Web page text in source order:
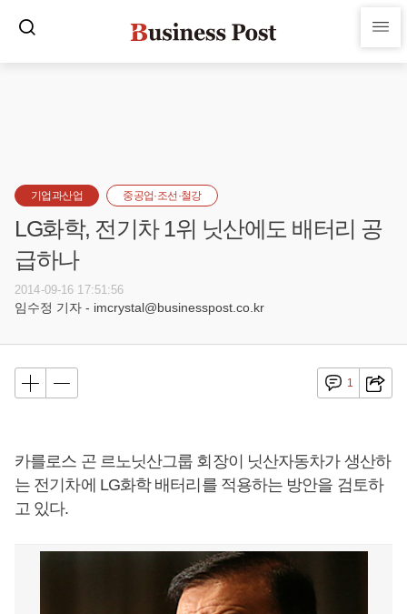
기업과산업 중공업·조선·철강
LG화학, 전기차 1위 닛산에도 배터리 공
급하나
2014-09-16 17:51:56
임수정 기자 - imcrystal@businesspost.co.kr
1
카를로스 곤 르노닛산그룹 회장이 닛산자동차가 생산하
는 전기차에 LG화학 배터리를 적용하는 방안을 검토하
고 있다.